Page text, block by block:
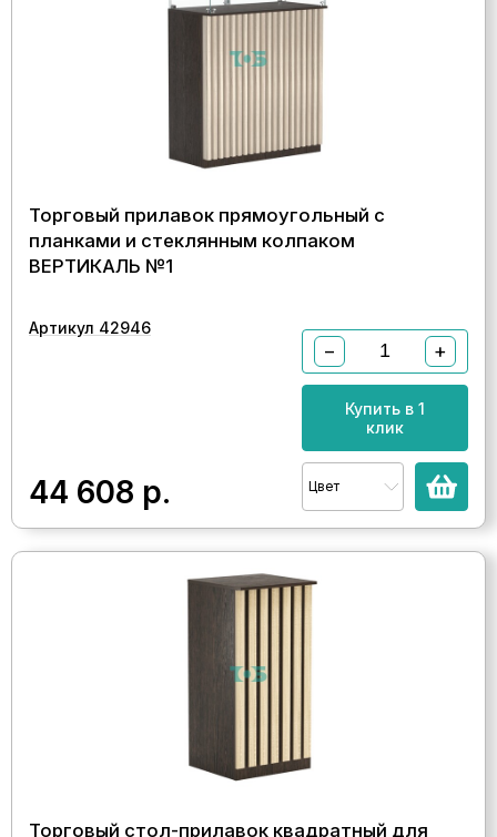
Торговый прилавок прямоугольный с
планками и стеклянным колпаком
ВЕРТИКАЛЬ №1
Артикул 42946
44 608 р.
− +
Купить в 1
клик
Цвет
Торговый стол-прилавок квадратный для